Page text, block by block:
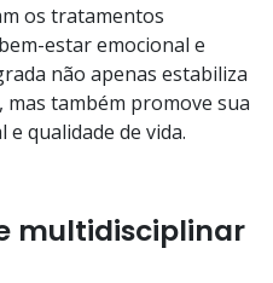
os tratamentos
estar emocional e
não apenas estabiliza
também promove sua
qualidade de vida.
multidisciplinar